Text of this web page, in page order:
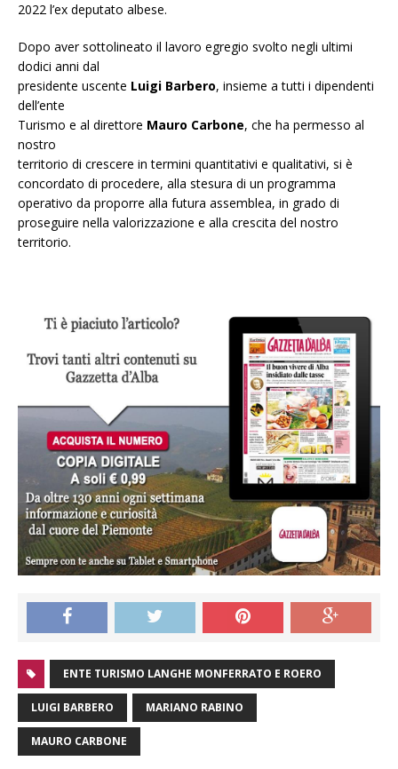
2022 l’ex deputato albese.
Dopo aver sottolineato il lavoro egregio svolto negli ultimi
dodici anni dal
presidente uscente Luigi Barbero, insieme a tutti i dipendenti
dell’ente
Turismo e al direttore Mauro Carbone, che ha permesso al
nostro
territorio di crescere in termini quantitativi e qualitativi, si è
concordato di procedere, alla stesura di un programma
operativo da proporre alla futura assemblea, in grado di
proseguire nella valorizzazione e alla crescita del nostro
territorio.
ENTE TURISMO LANGHE MONFERRATO E ROERO
LUIGI BARBERO MARIANO RABINO
MAURO CARBONE